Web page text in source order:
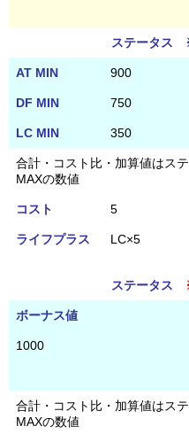
ステータス
AT MIN 900
DF MIN 750
LC MIN 350
合計・コスト比・加算値はステ
MAXの数値
コスト 5
ライフプラス LC×5
ステータス
ボーナス値
1000
合計・コスト比・加算値はステ
MAXの数値